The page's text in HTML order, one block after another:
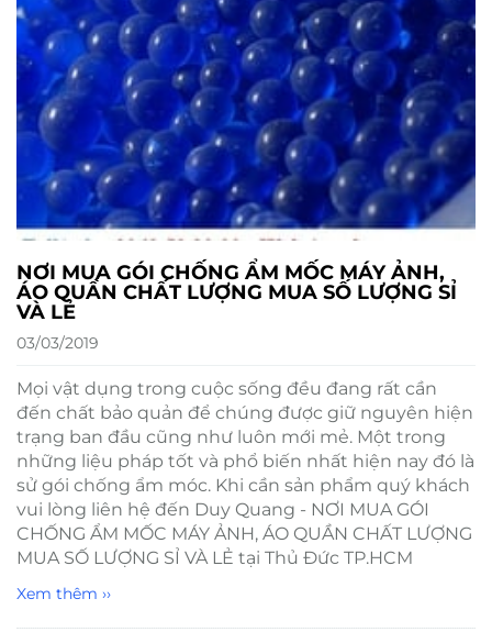
NƠI MUA GÓI CHỐNG ẨM MỐC MÁY ẢNH,
ÁO QUẦN CHẤT LƯỢNG MUA SỐ LƯỢNG SỈ
VÀ LẺ
03/03/2019
Mọi vật dụng trong cuộc sống đều đang rất cần
đến chất bảo quản để chúng được giữ nguyên hiện
trạng ban đầu cũng như luôn mới mẻ. Một trong
những liệu pháp tốt và phổ biến nhất hiện nay đó là
sử gói chống ẩm móc. Khi cần sản phẩm quý khách
vui lòng liên hệ đến Duy Quang - NƠI MUA GÓI
CHỐNG ẨM MỐC MÁY ẢNH, ÁO QUẦN CHẤT LƯỢNG
MUA SỐ LƯỢNG SỈ VÀ LẺ tại Thủ Đức TP.HCM
Xem thêm ››